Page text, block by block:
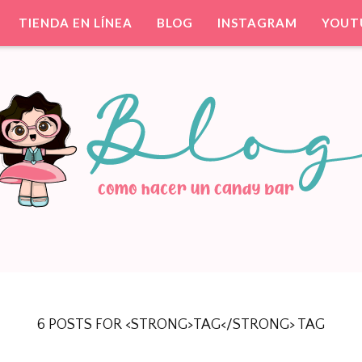
TIENDA EN LÍNEA BLOG INSTAGRAM
6 POSTS FOR <STRONG>TAG</STRONG> TAG